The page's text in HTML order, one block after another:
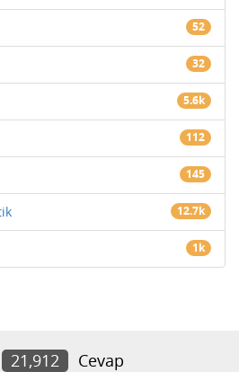
52
32
5.6k
112
145
12.7k
1k
21,912
Cevap